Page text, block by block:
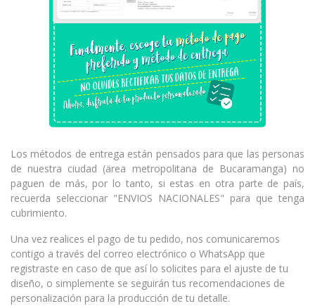
Los métodos de entrega están pensados para que las personas
de nuestra ciudad (ärea metropolitana de Bucaramanga) no
paguen de más, por lo tanto, si estas en otra parte de país,
recuerda seleccionar "ENVIOS NACIONALES" para que tenga
cubrimiento.
Una vez realices el pago de tu pedido, nos comunicaremos
contigo a través del correo electrónico o WhatsApp que
registraste en caso de que así lo solicites para el ajuste de tu
diseño, o simplemente se seguirán tus recomendaciones de
personalización para la producción de tu detalle.